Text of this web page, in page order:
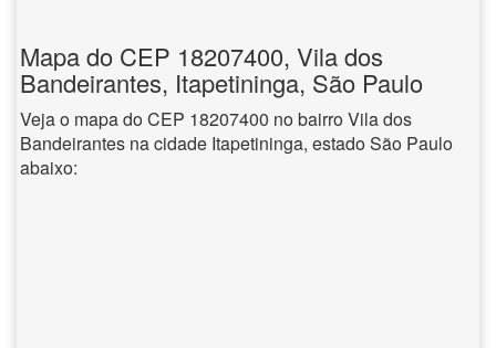
Mapa do CEP 18207400, Vila dos
Bandeirantes, Itapetininga, São Paulo
Veja o mapa do CEP 18207400 no bairro Vila dos
Bandeirantes na cidade Itapetininga, estado São Paulo
abaixo: